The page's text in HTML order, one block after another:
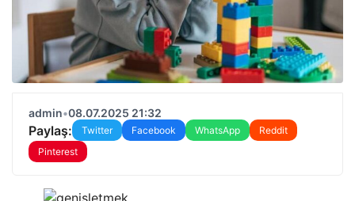
admin•08.07.2025 21:32
Paylaş: Twitter Facebook WhatsApp
Reddit
Pinterest